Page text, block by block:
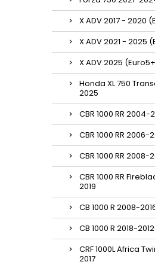
X ADV 2017 - 2020
X ADV 2021 - 2025
X ADV 2025
Honda XL 750
2025
CBR 1000 RR 2004-
CBR 1000 RR 2006-
CBR 1000 RR 2008-
CBR 1000 RR
2019
CB 1000 R 2008-
CB 1000 R 2018-
CRF 1000L Africa
2017